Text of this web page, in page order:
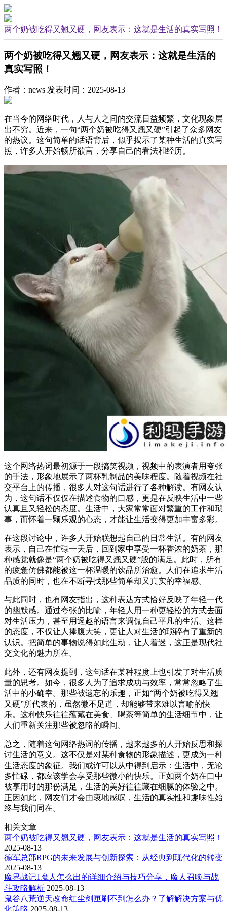
两个奶被吃得又翘又硬，网友表示：这就是生活的真实写照！
两个奶被吃得又翘又硬，网友表示：这就是生活的
真实写照！
作者：news 发表时间：2025-08-13
在当今的网络时代，人与人之间的交流日益频繁，文化现象层
出不穷。近来，一句“两个奶被吃得又翘又硬”引起了众多网友
的热议。这句简单的话语背后，似乎揭示了某种生活的真实写
照，许多人开始畅所欲言，分享自己的看法和经历。
这个网络热词最初源于一段搞笑视频，视频中的表演者用夸张
的手法，形象地展示了两杯乳制品的美味程度。随着视频在社
交平台上的传播，很多人对这句话进行了各种解读。有网友认
为，这句话不仅仅在描述食物的口感，更是在反映生活中一些
认真且又轻松的态度。生活中，大家常常面对繁重的工作和琐
事，而怀着一颗乐观的心态，才能让生活变得更加丰富多彩。
在这段讨论中，许多人开始联想起自己的日常生活。有的网友
表示，自己在忙碌一天后，回到家中享受一杯香浓的奶茶，那
种感觉就像是“两个奶被吃得又翘又硬”般的满足。此时，所有
的疲惫仿佛都能被这一杯温暖的饮品所治愈。人们在追求生活
品质的同时，也在不断寻找那些简单却又真实的幸福感。
与此同时，也有网友指出，这种表达方式恰好反映了年轻一代
的幽默感。通过夸张的比喻，年轻人用一种更轻松的方式去面
对生活压力，甚至用逗趣的语言来调侃自己平凡的生活。这样
的态度，不仅让人捧腹大笑，更让人对生活的琐碎有了重新的
认识。把简单的事物说得如此生动，让人着迷，这正是现代社
交文化的魅力所在。
此外，还有网友提到，这句话在某种程度上也引发了对生活质
量的思考。如今，很多人为了追求成功与效率，常常忽略了生
活中的小确幸。那些被遗忘的乐趣，正如“两个奶被吃得又翘
又硬”所代表的，虽然微不足道，却能够带来难以言喻的快
乐。这种快乐往往蕴藏在美食、喝茶等简单的生活细节中，让
人们重新关注那些被忽略的瞬间。
总之，随着这句网络热词的传播，越来越多的人开始反思和探
讨生活的意义。这不仅是对某种食物的形象描述，更成为一种
生活态度的象征。我们或许可以从中得到启示：生活中，无论
多忙碌，都应该学会享受那些微小的快乐。正如两个奶在口中
被享用时的那份满足，生活的美好往往藏在细腻的体验之中。
正因如此，网友们才会由衷地感叹，生活的真实性和趣味性始
终与我们同在。
相关文章
两个奶被吃得又翘又硬，网友表示：这就是生活的真实写照！
2025-08-13
德军总部RPG的未来发展与创新探索：从经典到现代化的转变
2025-08-13
魔界战记1魔人怎么出的详细介绍与技巧分享，魔人召唤与战
斗攻略解析 2025-08-13
鬼谷八荒逆天改命红尘剑匣刷不到怎么办？了解解决方案与优
化策略 2025-08-13